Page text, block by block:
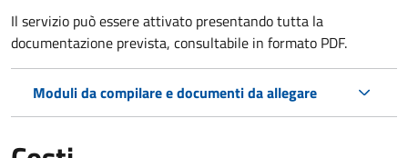
Il servizio può essere attivato presentando tutta la
documentazione prevista, consultabile in formato PDF.
Moduli da compilare e documenti da allegare